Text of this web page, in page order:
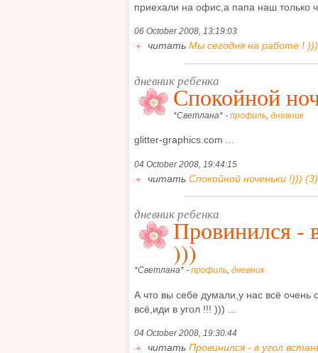
приехали на офис,а папа наш только
06 October 2008, 13:19:03
читать Мы сегодня на работе !
дневник ребенка
Спокойной
*Светлана* - профиль, дневник
glitter-graphics.com ...
04 October 2008, 19:44:15
читать Спокойной ноченьки !))) (3)
дневник ребенка
Провинился -
)))
*Светлана* - профиль, дневник
А что вы себе думали,у нас всё очень
всё,иди в угол !!! ))) ...
04 October 2008, 19:30:44
читать Провинился - в угол